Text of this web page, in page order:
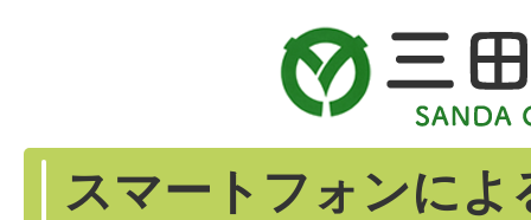
スマートフォンによ